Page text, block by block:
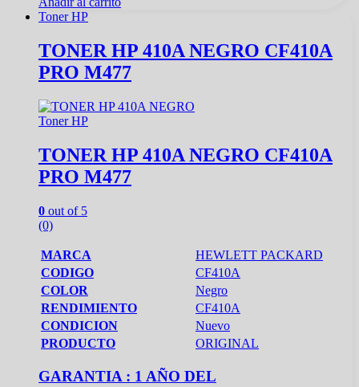
Toner HP
TONER HP 410A NEGRO CF410A
PRO M477
Toner HP
TONER HP 410A NEGRO CF410A
PRO M477
0 out of 5
(0)
MARCA
HEWLETT PACKARD
CODIGO
CF410A
COLOR
Negro
RENDIMIENTO
CF410A
CONDICION
Nuevo
PRODUCTO
ORIGINAL
GARANTIA : 1 AÑO DEL